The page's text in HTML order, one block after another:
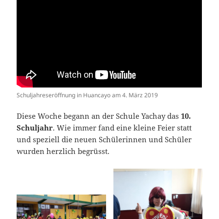
Schuljahreseröffnung in Huancayo am 4. März 2019
Diese Woche begann an der Schule Yachay das10.
Schuljahr. Wie immer fand eine kleine Feier statt
und speziell die neuen Schülerinnen und Schüler
wurden herzlich begrüsst.